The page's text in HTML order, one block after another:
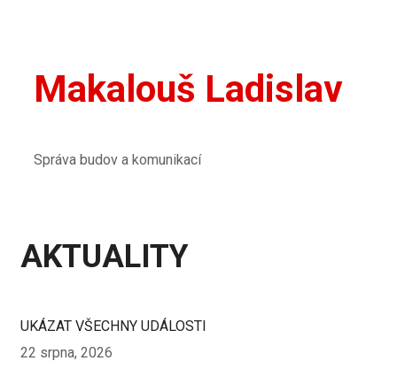
Makalouš Ladislav
Správa budov a komunikací
AKTUALITY
UKÁZAT VŠECHNY UDÁLOSTI
22 srpna, 2026